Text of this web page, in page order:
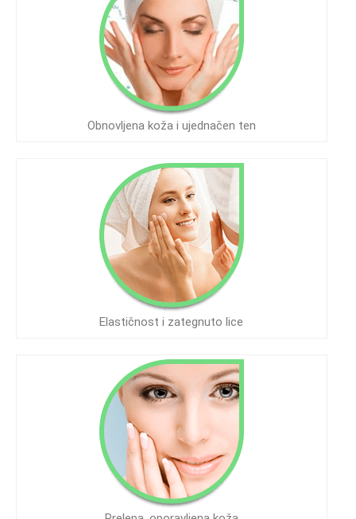
Obnovljena koža i ujednačen ten
Elastičnost i zategnuto lice